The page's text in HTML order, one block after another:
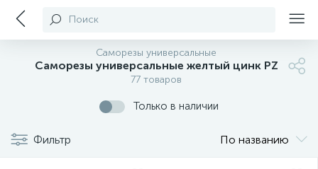
Поиск
Саморезы универсальные
Саморезы универсальные желтый цинк PZ
77 товаров
Только в наличии
Фильтр По названию